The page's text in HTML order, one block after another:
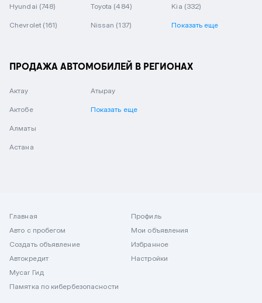
Hyundai (748) Toyota (484) Kia (332)
Chevrolet (161) Nissan (137) Показать еще
ПРОДАЖА АВТОМОБИЛЕЙ В РЕГИОНАХ
Актау
Актобе
Алматы
Астана
Атырау
Показать еще
Главная
Авто с пробегом
Создать объявление
Автокредит
Mycar Гид
Памятка по кибербезопасности
Профиль
Мои объявления
Избранное
Настройки